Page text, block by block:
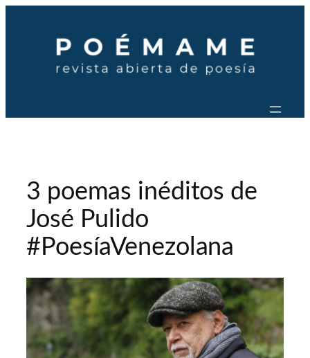
contenido
3 poemas inéditos de
José Pulido
#PoesíaVenezolana